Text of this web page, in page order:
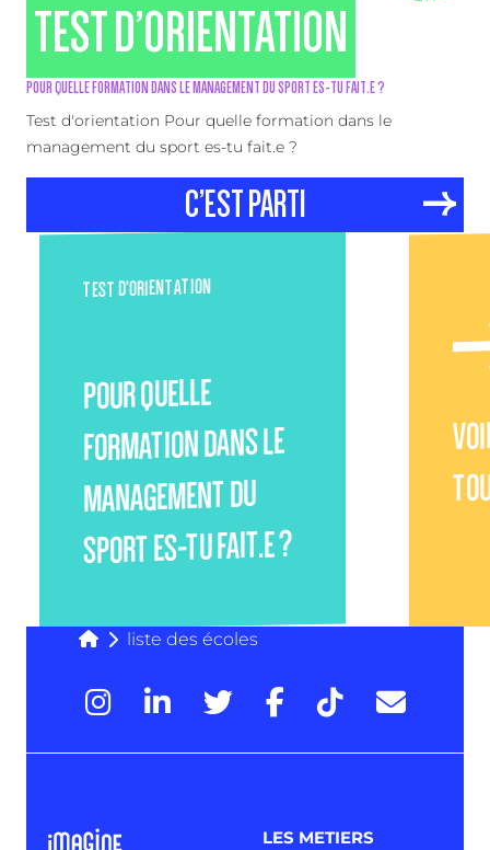
TEST D’ORIENTATION
POUR QUELLE FORMATION DANS LE MANAGEMENT DU SPORT ES-TU FAIT.E ?
Test d'orientation Pour quelle formation dans le
management du sport es-tu fait.e ?
C’EST PARTI
TEST D’ORIENTATION
POUR QUELLE
FORMATION DANS LE
MANAGEMENT DU
SPORT ES-TU FAIT.E ?
liste des écoles
LES METIERS